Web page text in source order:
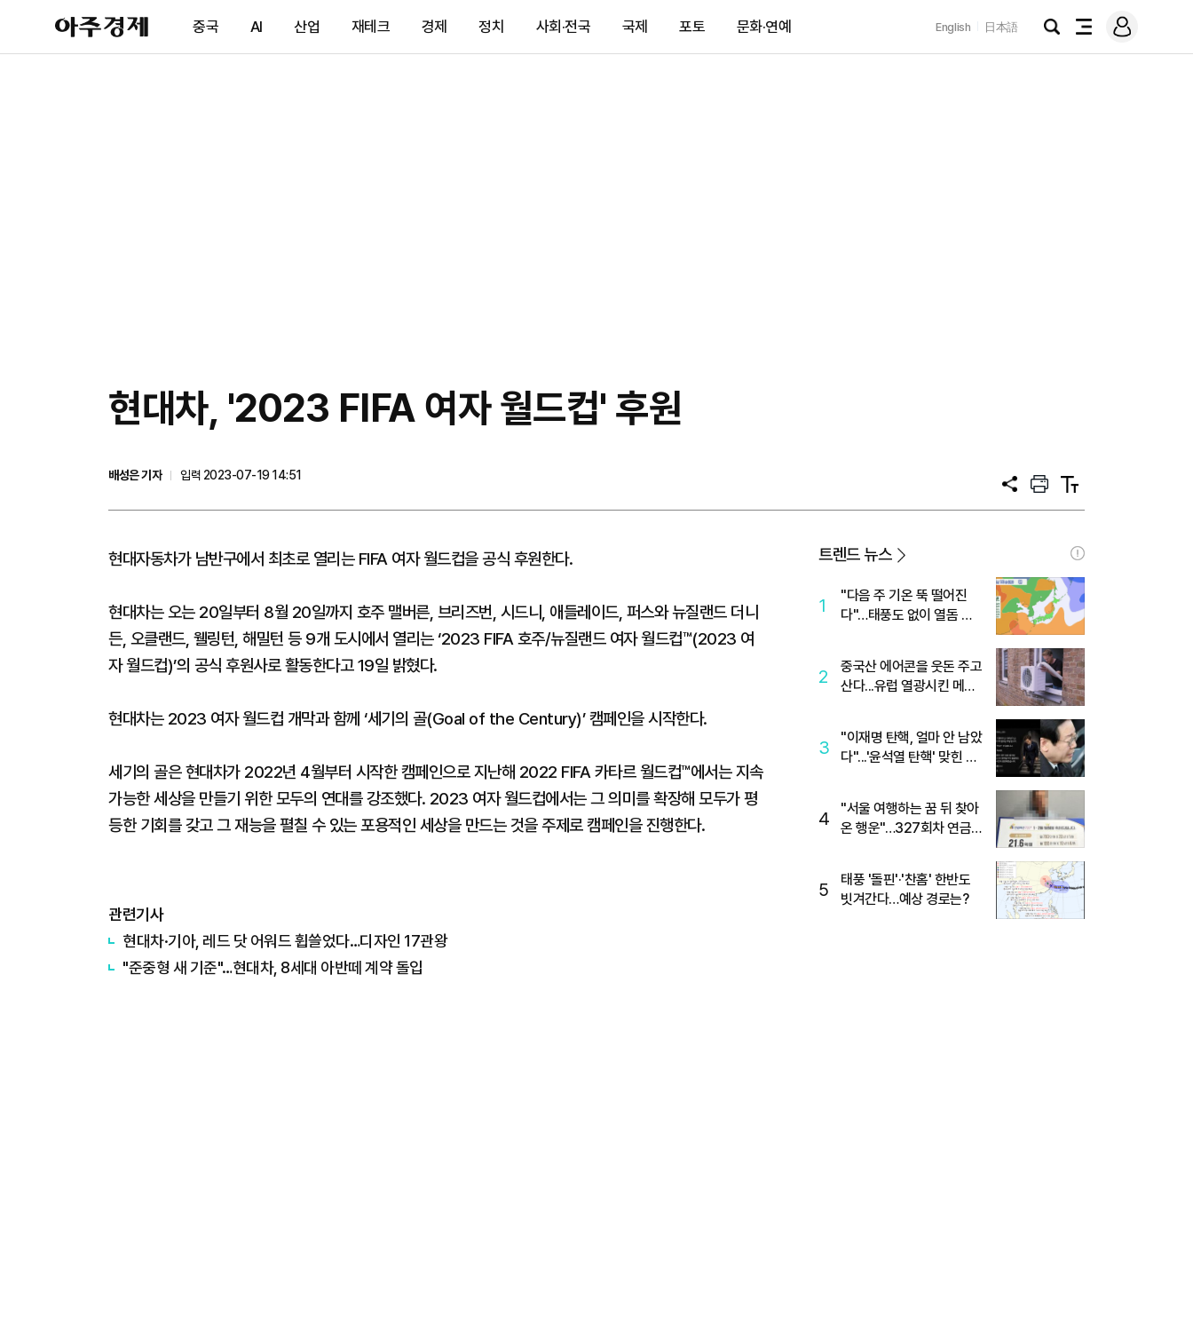
아
주
제
중국 AI 산업 재테크 경제 정치 사회·전국 국제 포토 문화·연예 English 日本語
검
전
메
그
현대차, '2023 FIFA 여자 월드컵' 후원
배성은 기자
입력 2023-07-19 14:51
공
프
트
텍
트
현대자동차가 남반구에서 최초로 열리는 FIFA 여자 월드컵을 공식 후원한다.
현대차는 오는 20일부터 8월 20일까지 호주 맬버른, 브리즈번, 시드니, 애들레이드, 퍼스와 뉴질랜드 더니
든, 오클랜드, 웰링턴, 해밀턴 등 9개 도시에서 열리는 ‘2023 FIFA 호주/뉴질랜드 여자 월드컵™(2023 여
자 월드컵)’의 공식 후원사로 활동한다고 19일 밝혔다.
현대차는 2023 여자 월드컵 개막과 함께 ‘세기의 골(Goal of the Century)’ 캠페인을 시작한다.
세기의 골은 현대차가 2022년 4월부터 시작한 캠페인으로 지난해 2022 FIFA 카타르 월드컵™에서는 지속
가능한 세상을 만들기 위한 모두의 연대를 강조했다. 2023 여자 월드컵에서는 그 의미를 확장해 모두가 평
등한 기회를 갖고 그 재능을 펼칠 수 있는 포용적인 세상을 만드는 것을 주제로 캠페인을 진행한다.
관련기사
현대차·기아, 레드 닷 어워드 휩쓸었다…디자인 17관왕
"준중형 새 기준"…현대차, 8세대 아반떼 계약 돌입
트렌드 뉴스
1
"다음 주 기온 뚝 떨어진
다"…태풍도 없이 열돔 박
2
중국산 에어콘을 웃돈 주고
산다...유럽 열광시킨 메이
3
"이재명 탄핵, 얼마 안 남았
다"...'윤석열 탄핵' 맞힌 무
4
"서울 여행하는 꿈 뒤 찾아
온 행운"…327회차 연금
5
태풍 '돌핀'·'찬홈' 한반도
빗겨간다…예상 경로는?